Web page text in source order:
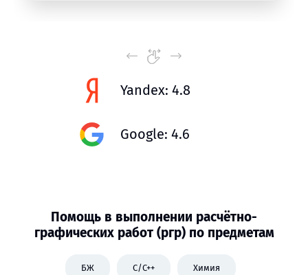
Yandex: 4.8
Google: 4.6
Помощь в выполнении расчётно-
графических работ (ргр) по предметам
БЖ C/C++ Химия